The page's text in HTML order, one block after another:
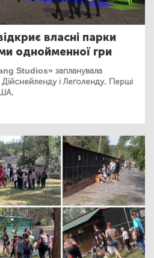
власні парки
однойменної гри
Studios» запланувала
і Леґоленду. Перші